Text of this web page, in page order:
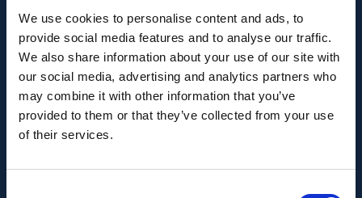
We use cookies to personalise content and ads, to
provide social media features and to analyse our traffic.
We also share information about your use of our site with
our social media, advertising and analytics partners who
may combine it with other information that you’ve
provided to them or that they’ve collected from your use
of their services.
INNOVACIÓN Y DESARROLLO DE ANDALUCÍA
IDEA
Se ha recibido un incentivo de la Agencia de
Junta de Andalucía, por un importe de